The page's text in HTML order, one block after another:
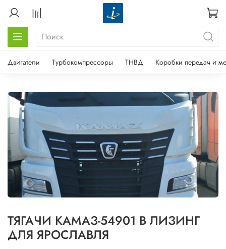
Двигатели Турбокомпрессоры ТНВД Коробки передач и
ТЯГАЧИ КАМАЗ-54901 В ЛИЗИНГ
ДЛЯ ЯРОСЛАВЛЯ